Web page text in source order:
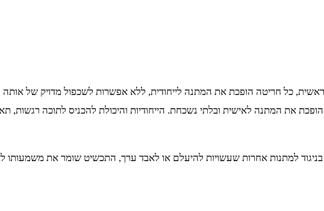
כל חריטה הופכת את המתנה לייחודית, ללא אפשרות לשכפול מדויק של
את המתנה לאישית ובלתי נשכחת. הייחודיות והיכולת להכניס לתוכה רגשות,
למתנות אחרות שעשויות להיעלם או לאבד ערך, התכשיט שומר את משמעותו